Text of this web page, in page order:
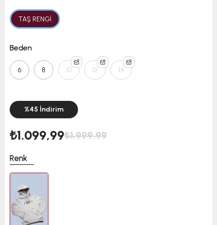
TAŞ RENGİ
Beden
6 8 10 12 14
%45 İndirim
₺1.999,99
₺1.099,99
Renk